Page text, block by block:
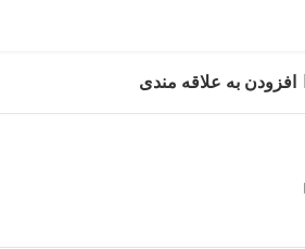
افزودن به علاقه مندی